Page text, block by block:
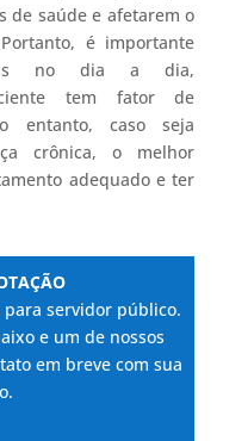
de saúde e afetarem o
é importante
no dia a dia,
tem fator de
entanto, caso seja
crônica, o melhor
adequado e ter
para servidor público.
e um de nossos
em breve com sua